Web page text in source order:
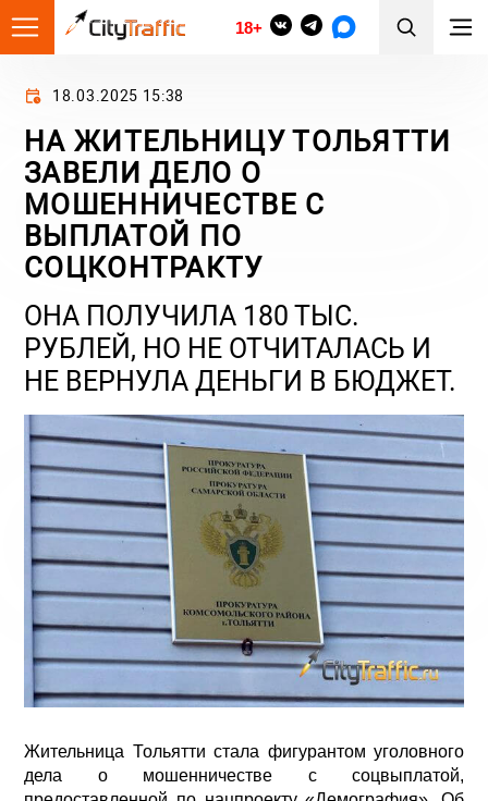
18+
18.03.2025 15:38
НА ЖИТЕЛЬНИЦУ ТОЛЬЯТТИ
ЗАВЕЛИ ДЕЛО О
МОШЕННИЧЕСТВЕ С
ВЫПЛАТОЙ ПО
СОЦКОНТРАКТУ
ОНА ПОЛУЧИЛА 180 ТЫС.
РУБЛЕЙ, НО НЕ ОТЧИТАЛАСЬ И
НЕ ВЕРНУЛА ДЕНЬГИ В БЮДЖЕТ.
Жительница Тольятти стала фигурантом уголовного
дела о мошенничестве с соцвыплатой,